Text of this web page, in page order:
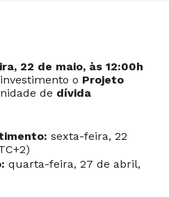
22 de maio, às 12:00h
o Projeto
de dívida
sexta-feira, 22
quarta-feira, 27 de abril,